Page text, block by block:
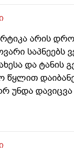
ვიყიდო იმად?
არის
საპნეებს
და ტანის
წყლით
უნდა დავიცვა